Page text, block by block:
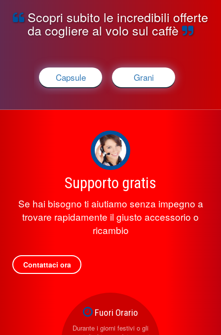
Scopri subito le incredibili offerte
da cogliere al volo sul caffè
Capsule Grani
Supporto gratis
Se hai bisogno ti aiutiamo senza impegno a
trovare rapidamente il giusto accessorio o
ricambio
Contattaci ora
Fuori Orario
Durante i giorni festivi o gli